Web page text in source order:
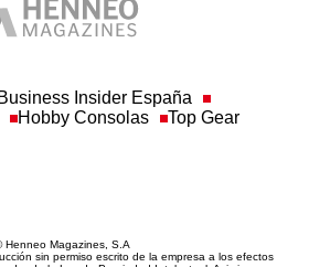
Business Insider España
Hobby Consolas Top Gear
Henneo Magazines, S.A
sin permiso escrito de la empresa a los efectos